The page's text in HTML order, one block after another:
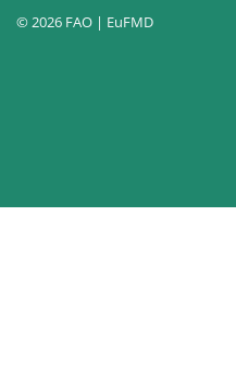
© 2026 FAO | EuFMD